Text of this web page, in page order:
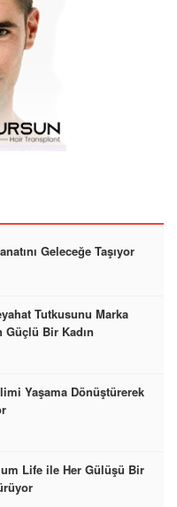
Geleceğe Taşıyor
Tutkusunu Marka
Güçlü Bir Kadın
Yaşama Dönüştürerek
Life ile Her Gülüşü Bir